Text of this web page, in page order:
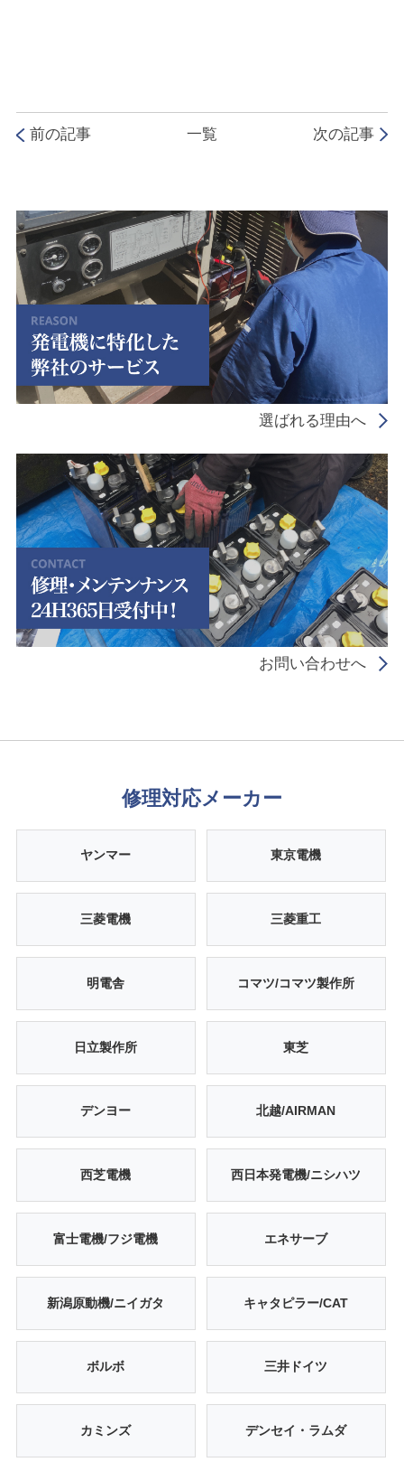
前の記事 一覧 次の記事
選ばれる理由へ
お問い合わせへ
修理対応メーカー
ヤンマー 東京電機
三菱電機 三菱重工
明電舎 コマツ/コマツ製作所
日立製作所 東芝
デンヨー 北越/AIRMAN
西芝電機 西日本発電機/ニシハツ
富士電機/フジ電機 エネサーブ
新潟原動機/ニイガタ キャタピラー/CAT
ボルボ 三井ドイツ
カミンズ デンセイ・ラムダ